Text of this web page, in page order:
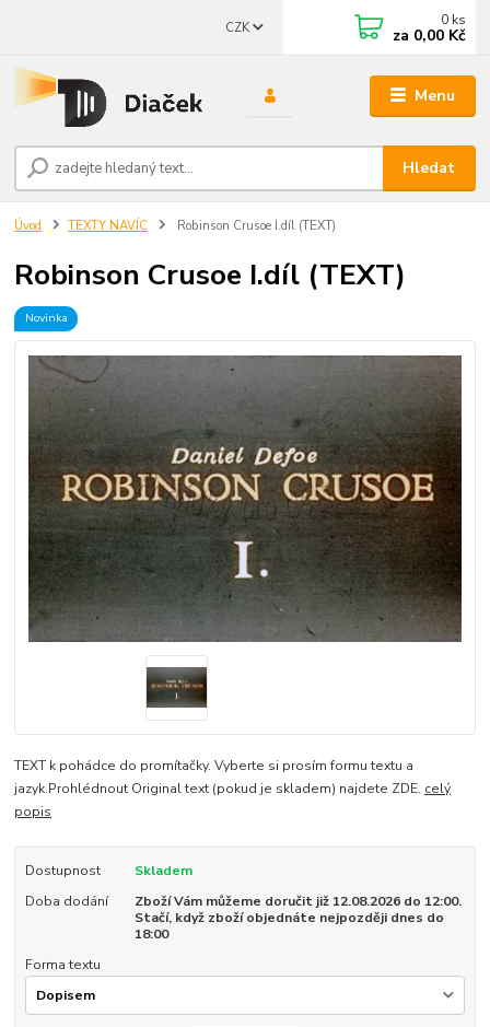
Menu
CZK
Hledat
0 ks
za 0,00 Kč
Úvod TEXTY NAVÍC Robinson Crusoe I.díl (TEXT)
Robinson Crusoe I.díl (TEXT)
Novinka
TEXT k pohádce do promítačky. Vyberte si prosím formu textu a
jazyk.Prohlédnout Original text (pokud je skladem) najdete ZDE. celý
popis
Dostupnost
Skladem
Doba dodání
Zboží Vám můžeme doručit již 12.08.2026 do 12:00.
Stačí, když zboží objednáte nejpozději dnes do
18:00
Forma textu